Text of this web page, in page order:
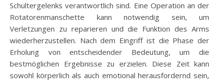
Schultergelenks verantwortlich sind. Eine Operation an der
Rotatorenmanschette kann notwendig sein, um
Verletzungen zu reparieren und die Funktion des Arms
wiederherzustellen. Nach dem Eingriff ist die Phase der
Erholung von entscheidender Bedeutung, um die
bestmöglichen Ergebnisse zu erzielen. Diese Zeit kann
sowohl körperlich als auch emotional herausfordernd sein,